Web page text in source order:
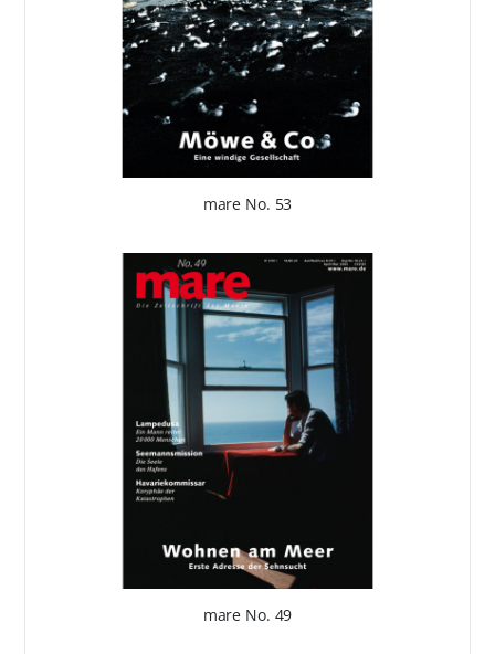
mare No. 53
mare No. 49